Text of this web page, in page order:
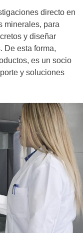
directo en
minerales, para
y diseñar
De esta forma,
es un socio
y soluciones